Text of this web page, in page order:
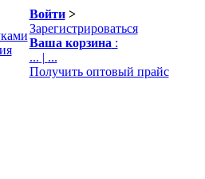
Войти>
Зарегистрироваться
Ваша корзина :
... | ...
Получить оптовый прайс